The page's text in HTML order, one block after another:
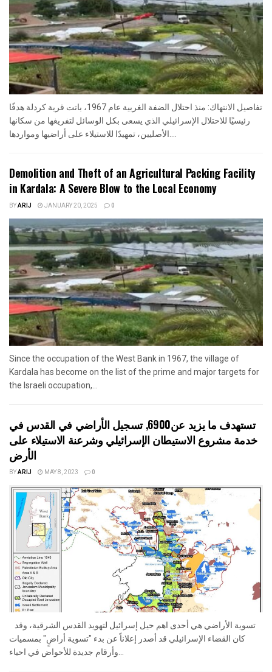
تفاصيل الانتهاك: منذ احتلال الضفة الغربية عام 1967، باتت قرية كردلة هدفًا
رئيسيًا للاحتلال الإسرائيلي الذي يسعى بكل الوسائل لتفريغها من سكانها
الأصليين، تمهيدًا للاستيلاء على أراضيها ومواردها....
Demolition and Theft of an Agricultural Packing Facility
in Kardala: A Severe Blow to the Local Economy
BYARIJ JANUARY 20, 2025 0
Since the occupation of the West Bank in 1967, the village of
Kardala has become on the list of the prime and major targets for
the Israeli occupation,...
تستهدف ما يزيد عن6900, تسجيل الأراضي في القدس في
خدمة مشروع الاستيطان الإسرائيلي وشرعنة الاستيلاء على
الأرض
BYARIJ MAY 8, 2023 0
كان القضاء الإسرائيلي قد أصدر إعلاناً عن بدء "تسوية أراضٍ" بمسميات
وأرقام جديدة للأحواض في احياء...